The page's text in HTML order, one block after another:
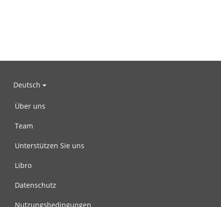
Deutsch
Über uns
Team
Unterstützen Sie uns
Libro
Datenschutz
Nutzungsbedingungen